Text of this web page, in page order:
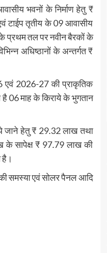
भवनों के निर्माण हेतु ₹
टाईप तृतीय के 09 आवासीय
के प्रथम तल पर नवीन बैरकों के
अधिष्ठानों के अन्तर्गत ₹
एवं 2026-27 की प्राकृतिक
है 06 माह के किराये के भुगतान
जाने हेतु ₹ 29.32 लाख तथा
के सापेक्ष ₹ 97.79 लाख की
है।
की समस्या एवं सोलर पैनल आदि